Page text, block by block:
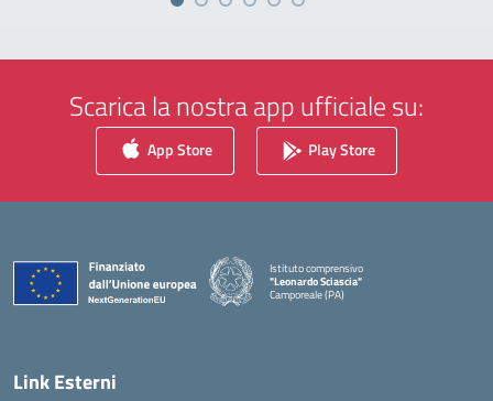
Scarica la nostra app ufficiale su:
App Store Play Store
Istituto comprensivo
"Leonardo Sciascia"
Camporeale (PA)
— Visita la pagina iniziale della scuola
Link Esterni